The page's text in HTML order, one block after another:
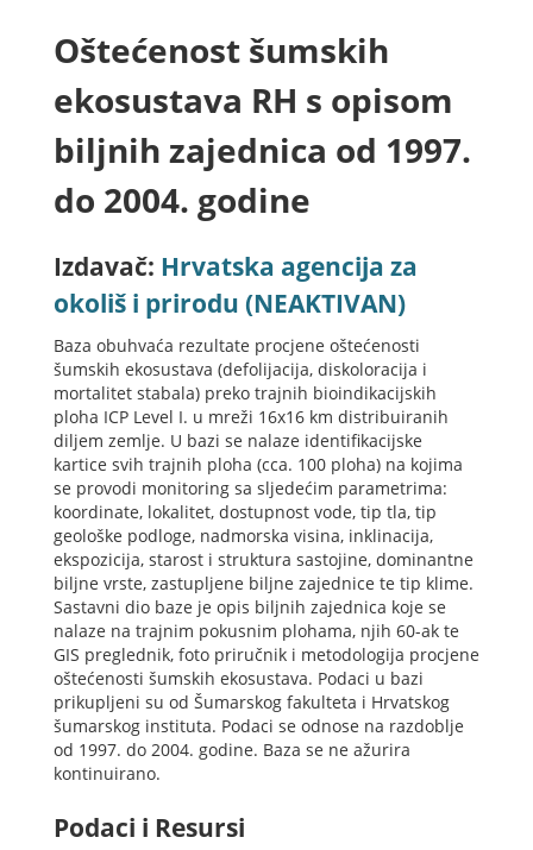
Oštećenost šumskih
ekosustava RH s opisom
biljnih zajednica od 1997.
do 2004. godine
Izdavač: Hrvatska agencija za
okoliš i prirodu (NEAKTIVAN)
Baza obuhvaća rezultate procjene oštećenosti
šumskih ekosustava (defolijacija, diskoloracija i
mortalitet stabala) preko trajnih bioindikacijskih
ploha ICP Level I. u mreži 16x16 km distribuiranih
diljem zemlje. U bazi se nalaze identifikacijske
kartice svih trajnih ploha (cca. 100 ploha) na kojima
se provodi monitoring sa sljedećim parametrima:
koordinate, lokalitet, dostupnost vode, tip tla, tip
geološke podloge, nadmorska visina, inklinacija,
ekspozicija, starost i struktura sastojine, dominantne
biljne vrste, zastupljene biljne zajednice te tip klime.
Sastavni dio baze je opis biljnih zajednica koje se
nalaze na trajnim pokusnim plohama, njih 60-ak te
GIS preglednik, foto priručnik i metodologija procjene
oštećenosti šumskih ekosustava. Podaci u bazi
prikupljeni su od Šumarskog fakulteta i Hrvatskog
šumarskog instituta. Podaci se odnose na razdoblje
od 1997. do 2004. godine. Baza se ne ažurira
kontinuirano.
Podaci i Resursi